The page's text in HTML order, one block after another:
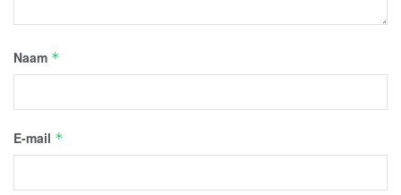
Naam *
E-mail *